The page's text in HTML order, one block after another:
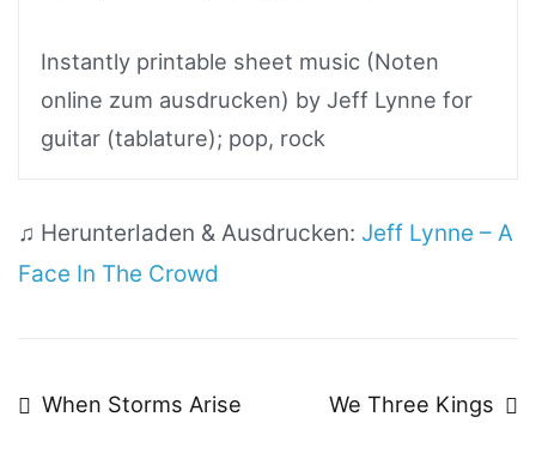
Instantly printable sheet music (Noten
online zum ausdrucken) by Jeff Lynne for
guitar (tablature); pop, rock
♫ Herunterladen & Ausdrucken: Jeff Lynne – A
Face In The Crowd
Beitragsnavigation
When Storms Arise We Three Kings